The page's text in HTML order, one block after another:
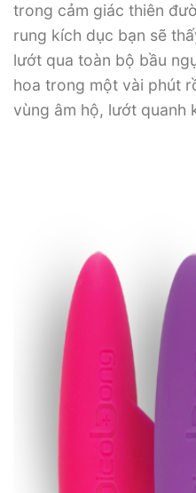
trong cảm giác thiên
rung kích dục bạn sẽ
lướt qua toàn bộ bầu
hoa trong một vài phút
vùng âm hộ, lướt quanh